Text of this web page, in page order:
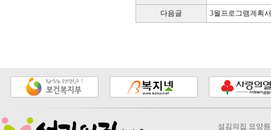
다음글 3월프로그램계획서
섬김의집 요양